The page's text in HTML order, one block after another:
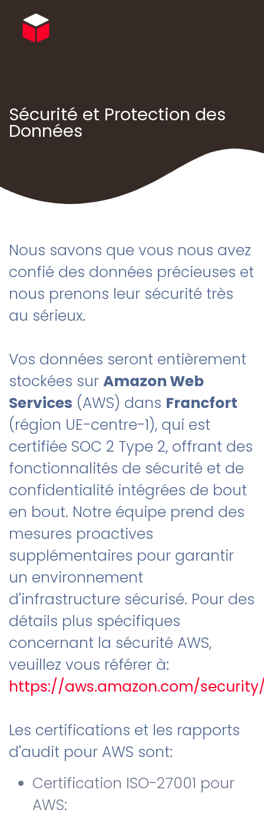
Sécurité et Protection des
Données
Nous savons que vous nous avez
confié des données précieuses et
nous prenons leur sécurité très
au sérieux.
Vos données seront entièrement
stockées sur Amazon Web
Services (AWS) dans Francfort
(région UE-centre-1), qui est
certifiée SOC 2 Type 2, offrant des
fonctionnalités de sécurité et de
confidentialité intégrées de bout
en bout. Notre équipe prend des
mesures proactives
supplémentaires pour garantir
un environnement
d'infrastructure sécurisé. Pour des
détails plus spécifiques
concernant la sécurité AWS,
veuillez vous référer à:
https://aws.amazon.com/
Les certifications et les rapports
d'audit pour AWS sont:
Certification ISO-27001 pour
AWS: